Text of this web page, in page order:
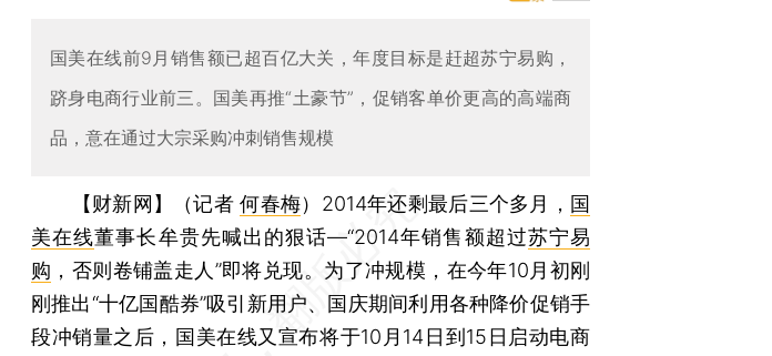
国美在线前9月销售额已超百亿大关，年度目标是赶超苏宁易购，
跻身电商行业前三。国美再推“土豪节”，促销客单价更高的高端商
品，意在通过大宗采购冲刺销售规模
【财新网】（记者何春梅） 2014年还剩最后三个多月， 国
美在线董事长牟贵先喊出的狠话—“2014年销售额超过苏宁易
购 ，否则卷铺盖走人”即将兑现。为了冲规模，在今年10月初刚
刚推出“十亿国酷券”吸引新用户、国庆期间利用各种降价促销手
段冲销量之后，国美在线又宣布将于10月14日到15日启动电商